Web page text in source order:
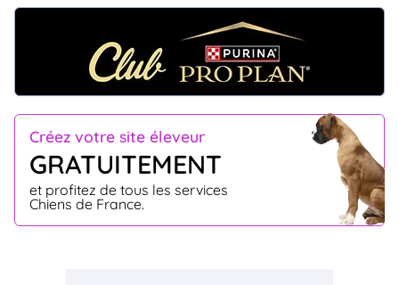
Créez votre site éleveur
GRATUITEMENT
et profitez de tous les services
Chiens de France.